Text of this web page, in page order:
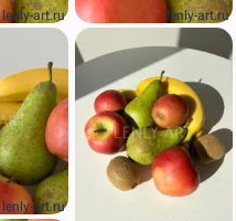
lenly-art.ru
lenly-art.ru
lenly-art.ru